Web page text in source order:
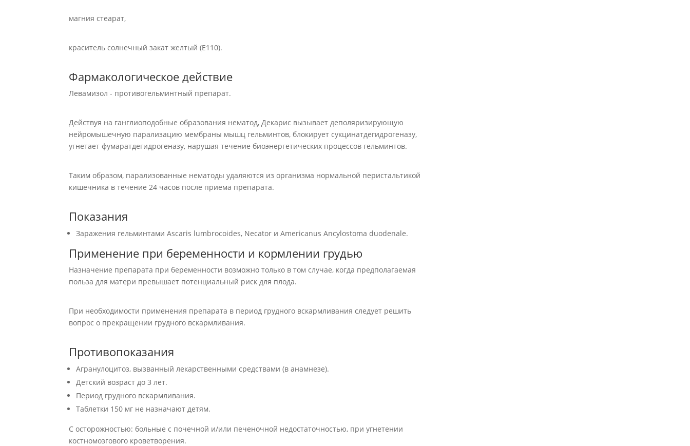
магния стеарат,
краситель солнечный закат желтый (E110).
Фармакологическое действие
Левамизол - противогельминтный препарат.
Действуя на ганглиоподобные образования нематод, Декарис вызывает деполяризирующую
нейромышечную парализацию мембраны мышц гельминтов, блокирует сукцинатдегидрогеназу,
угнетает фумаратдегидрогеназу, нарушая течение биоэнергетических процессов гельминтов.
Таким образом, парализованные нематоды удаляются из организма нормальной перистальтикой
кишечника в течение 24 часов после приема препарата.
Показания
Заражения гельминтами Ascaris lumbrocoides, Necator и Americanus Ancylostoma duodenale.
Применение при беременности и кормлении грудью
Назначение препарата при беременности возможно только в том случае, когда предполагаемая
польза для матери превышает потенциальный риск для плода.
При необходимости применения препарата в период грудного вскармливания следует решить
вопрос о прекращении грудного вскармливания.
Противопоказания
Агранулоцитоз, вызванный лекарственными средствами (в анамнезе).
Детский возраст до 3 лет.
Период грудного вскармливания.
Таблетки 150 мг не назначают детям.
С осторожностью: больные с почечной и/или печеночной недостаточностью, при угнетении
костномозгового кроветворения.